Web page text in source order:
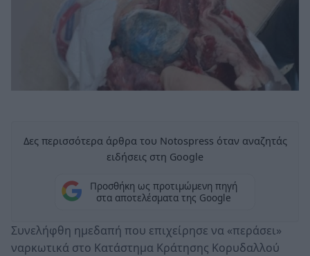
Δες περισσότερα άρθρα του Notospress όταν αναζητάς
ειδήσεις στη Google
Προσθήκη ως προτιμώμενη πηγή
στα αποτελέσματα της Google
Συνελήφθη ημεδαπή που επιχείρησε να «περάσει»
ναρκωτικά στο Κατάστημα Κράτησης Κορυδαλλού